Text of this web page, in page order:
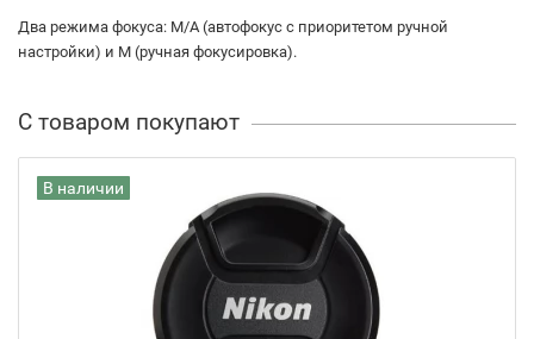
Два режима фокуса: M/A (автофокус с приоритетом ручной
настройки) и M (ручная фокусировка).
С товаром покупают
В наличии